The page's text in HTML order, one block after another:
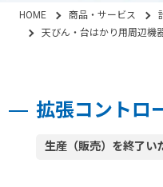
HOME 商品・サービス
天びん・台はかり用周辺機
拡張コント
生産（販売）を終了い